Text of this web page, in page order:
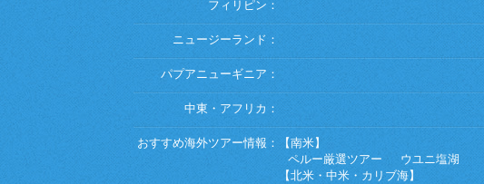
フィリピン：
ニュージーランド：
パプアニューギニア：
中東・アフリカ：
おすすめ海外ツアー情報：
【南米】
ペルー厳選ツアー
ウユニ塩湖
【北米・中米・カリブ海】